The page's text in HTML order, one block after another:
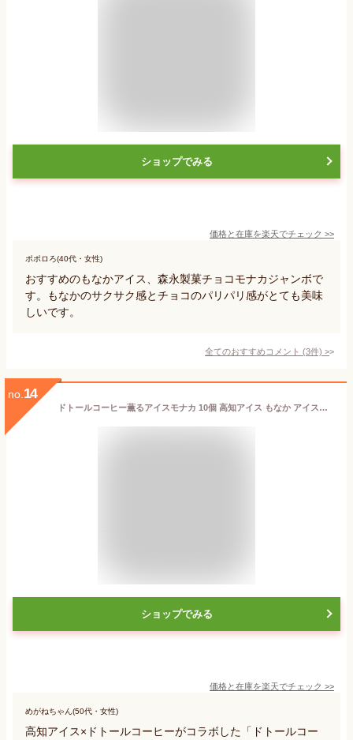
ショップでみる
価格と在庫を楽天でチェック >>
ポポロろ(40代・女性)
おすすめのもなかアイス、森永製菓チョコモナカジャンボで
す。もなかのサクサク感とチョコのパリパリ感がとても美味
しいです。
全てのおすすめコメント (3件) >
no. 14
ドトールコーヒー薫るアイスモナカ 10個 高知アイス もなか アイスクリーム アイス最中 スイーツ 菓子 珈琲アイス アイス
ショップでみる
価格と在庫を楽天でチェック >>
めがねちゃん(50代・女性)
高知アイス×ドトールコーヒーがコラボした「ドトールコー